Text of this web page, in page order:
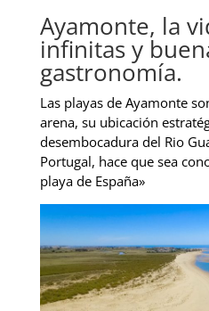
Ayamonte, la
infinitas y
gastronomía.
Las playas de Ayamonte
arena, su ubicación
desembocadura del Rio
Portugal, hace que sea
playa de España»